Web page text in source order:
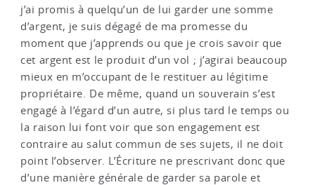
j’ai promis à quelqu’un de lui garder une somme
d’argent, je suis dégagé de ma promesse du
moment que j’apprends ou que je crois savoir que
cet argent est le produit d’un vol ; j’agirai beaucoup
mieux en m’occupant de le restituer au légitime
propriétaire. De même, quand un souverain s’est
engagé à l’égard d’un autre, si plus tard le temps ou
la raison lui font voir que son engagement est
contraire au salut commun de ses sujets, il ne doit
point l’observer. L’Écriture ne prescrivant donc que
d’une manière générale de garder sa parole et